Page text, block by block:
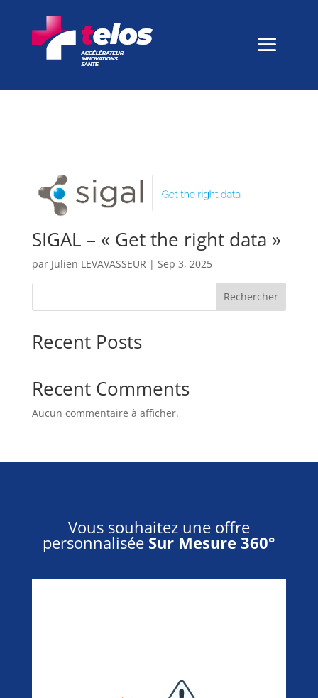
SIGAL – « Get the right data »
par Julien LEVAVASSEUR | Sep 3, 2025
Rechercher
Recent Posts
Recent Comments
Aucun commentaire à afficher.
Vous souhaitez une offre
personnalisée Sur Mesure 360°